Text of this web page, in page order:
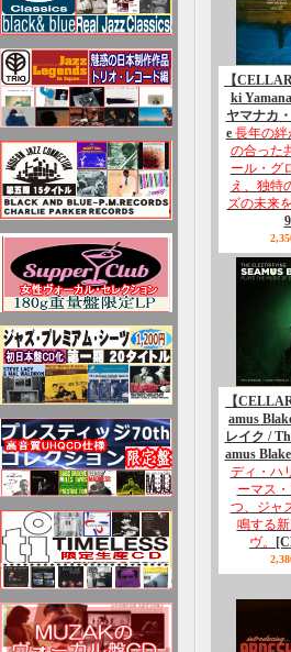
【
ki
ヤマナカ
e 長年の絆
の合った
ール・グ
え、独特
ズの未来
【
amus
レイク /
amus
ディ・ハ
ーマス
つ、ジャ
鳴する
ヴ。